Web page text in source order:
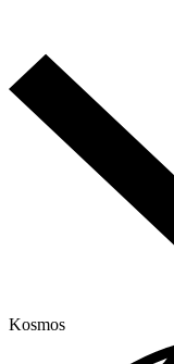
Kosmos